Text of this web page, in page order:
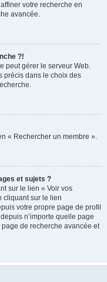
votre recherche en
avancée.
?!
peut gérer le serveur Web.
précis dans le choix des
« Rechercher un membre ».
et sujets ?
sur le lien « Voir vos
cliquant sur le lien
votre propre page de profil
n’importe quelle page
de recherche avancée et